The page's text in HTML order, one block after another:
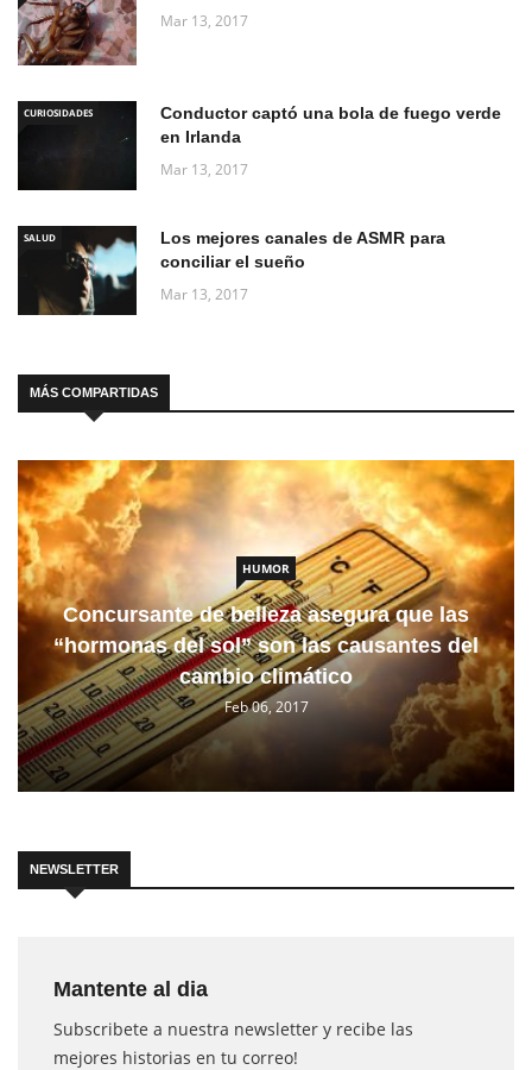
Mar 13, 2017
CURIOSIDADES
Conductor captó una bola de fuego verde
en Irlanda
Mar 13, 2017
SALUD
Los mejores canales de ASMR para
conciliar el sueño
Mar 13, 2017
MÁS COMPARTIDAS
HUMOR
Concursante de belleza asegura que las
“hormonas del sol” son las causantes del
cambio climático
Feb 06, 2017
NEWSLETTER
Mantente al dia
Subscribete a nuestra newsletter y recibe las
mejores historias en tu correo!